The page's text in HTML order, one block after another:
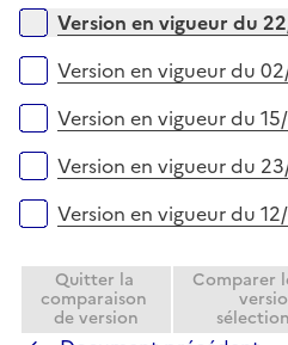
e
Version en vigueur du
Version en vigueur du
Version en vigueur du
Version en vigueur du
Version en vigueur du
Quitter la
comparaison
de version
Comparer